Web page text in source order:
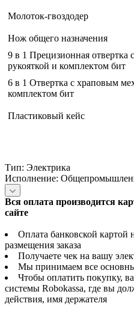
Молоток-гвоздодер
Нож общего назначения
9 в 1 Прецизионная отвертка
рукояткой и комплектом бит
6 в 1 Отвертка с храповым
комплектом бит
Пластиковый кейс
Тип: Электрика
Исполнение:
Вся оплата производится
сайте
Оплата банковской картой
размещения заказа
Получаете чек на вашу
Мы принимаем все
Чтобы оплатить покупку,
системы Robokassa, где вы
действия, имя держателя